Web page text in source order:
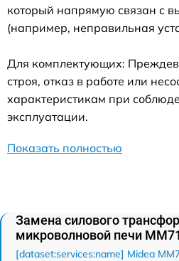
который напрямую связан с
(например, неправильная
Для комплектующих:
строя, отказ в работе или
характеристикам при
эксплуатации.
Показать полностью
Замена силового
микроволновой печи
[dataset:services:name] Midea